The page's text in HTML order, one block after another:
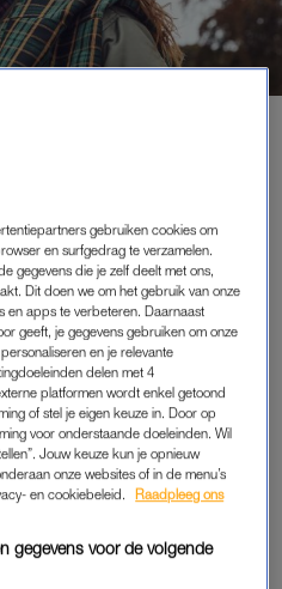
MOEDERSCHAP
ERVAN'
NIEUWS
de eerste periode van het
“Ik schrok er zelfs een
inTelegraaf-bijlageVrouw
MOEDERSCHAP
Mosie
lastig om te zeggen of het is
gebruiken cookies om
en surfgedrag te verzamelen.
gegevens die je zelf deelt met ons,
Dit doen we om het gebruik van onze
en apps te verbeteren. Daarnaast
geeft, je gegevens gebruiken om onze
en je relevante
delen met 4
platformen wordt enkel getoond
of stel je eigen keuze in. Door op
voor onderstaande doeleinden. Wil
Jouw keuze kun je opnieuw
onze websites of in de menu’s
en cookiebeleid.
Raadpleeg ons
gegevens voor de volgende